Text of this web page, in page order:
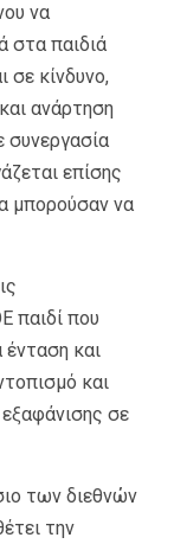
να
στα παιδιά
σε κίνδυνο,
ανάρτηση
επίσης
μπορούσαν να
παιδί που
ένταση και
και
σε
των διεθνών
την